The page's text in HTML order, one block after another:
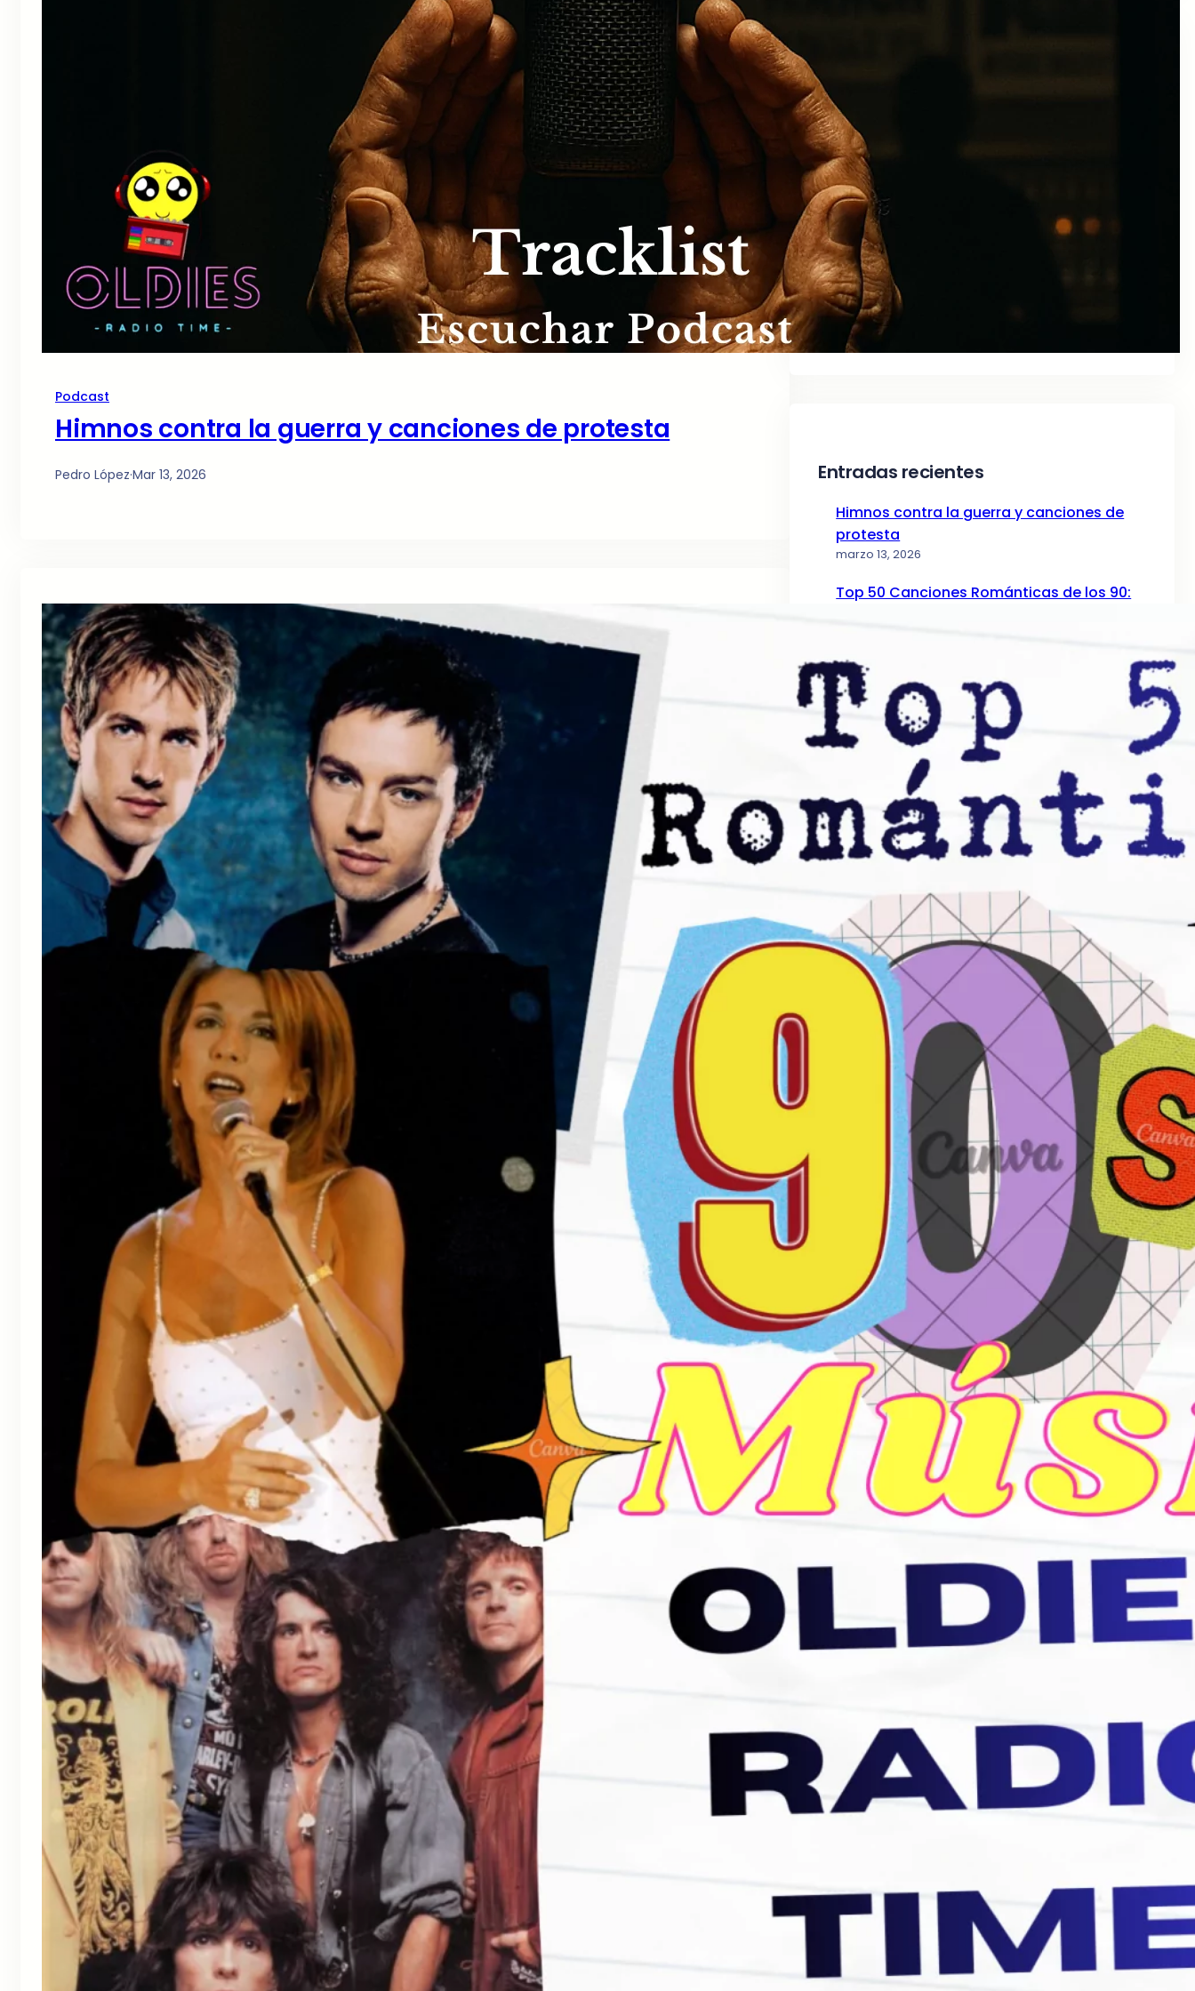
Podcast
Himnos contra la guerra y canciones de protesta
Pedro López·Mar 13, 2026
Colaboraciones
Entradas recientes
Himnos contra la guerra y canciones de
protesta
marzo 13, 2026
Top 50 Canciones Románticas de los 90:
Top 50 Canciones Románticas de los 80: El
Ranking Definitivo
mayo 12, 2025
Top 50 Canciones Románticas de los 70:
La Era Dorada
abril 5, 2025
Los 20 Mejores Dúos Musicales de la
Historia: Éxitos e Historias
Archivo
marzo 2026
diciembre 2025
mayo 2025
septiembre 2024
junio 2024
mayo 2024
marzo 2024
febrero 2024
enero 2024
diciembre 2023
noviembre 2023
octubre 2023
septiembre 2023
agosto 2023
julio 2023
junio 2023
mayo 2023
abril 2023
julio 2022
junio 2022
noviembre 2021
septiembre 2021
agosto 2021
julio 2021
Billboard
Bill Medley y Jennifer Warnes
Black Sabbath
Civil War Céline Dion